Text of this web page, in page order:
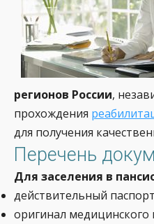
регионов России,
прохождения
для получения
Перечень
Для заселения в
действительный
оригинал медицинского